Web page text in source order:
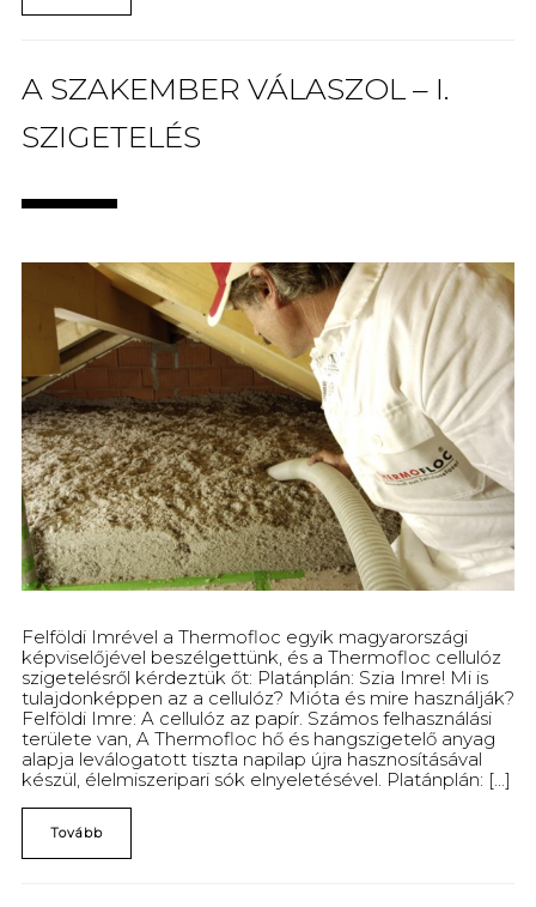
A SZAKEMBER VÁLASZOL – I.
SZIGETELÉS
Felföldi Imrével a Thermofloc egyik magyarországi
képviselőjével beszélgettünk, és a Thermofloc cellulóz
szigetelésről kérdeztük őt: Platánplán: Szia Imre! Mi is
tulajdonképpen az a cellulóz? Mióta és mire használják?
Felföldi Imre: A cellulóz az papír. Számos felhasználási
területe van, A Thermofloc hő és hangszigetelő anyag
alapja leválogatott tiszta napilap újra hasznosításával
készül, élelmiszeripari sók elnyeletésével. Platánplán: [...]
Tovább